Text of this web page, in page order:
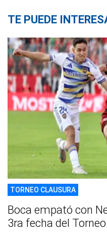
TE PUEDE
TORNEO CLAUSURA
Boca empató con
3ra fecha del